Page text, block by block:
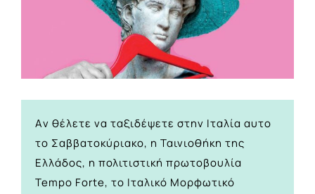
Aν θέλετε να ταξιδέψετε στην Ιταλία αυτο
το Σαββατοκύριακο, η Ταινιοθήκη της
Ελλάδος, η πολιτιστική πρωτοβουλία
Tempo Forte, το Ιταλικό Μορφωτικό